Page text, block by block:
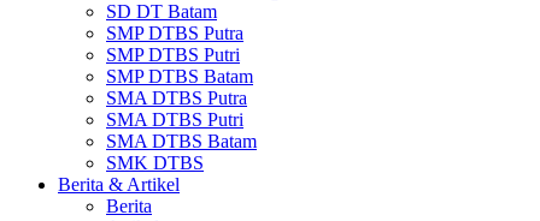
SD DT Batam
SMP DTBS Putra
SMP DTBS Putri
SMP DTBS Batam
SMA DTBS Putra
SMA DTBS Putri
SMA DTBS Batam
SMK DTBS
Berita & Artikel
Berita